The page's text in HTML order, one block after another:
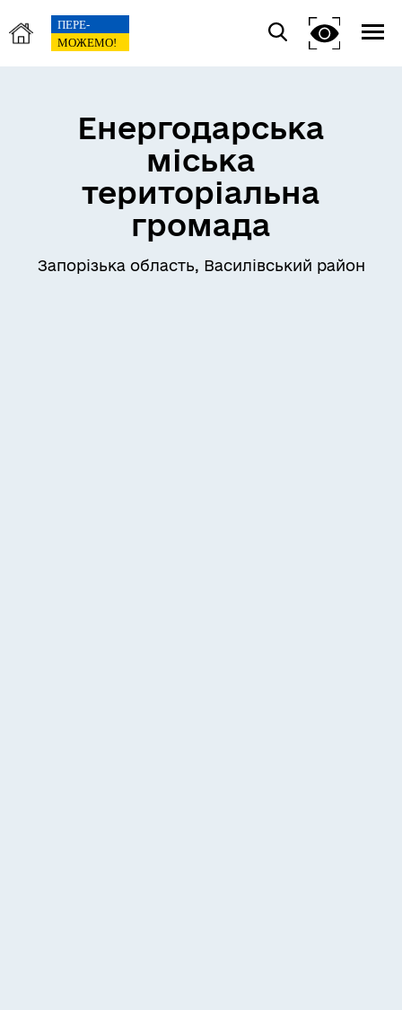
Енергодарська
міська
територіальна
громада
Запорізька область, Василівський район